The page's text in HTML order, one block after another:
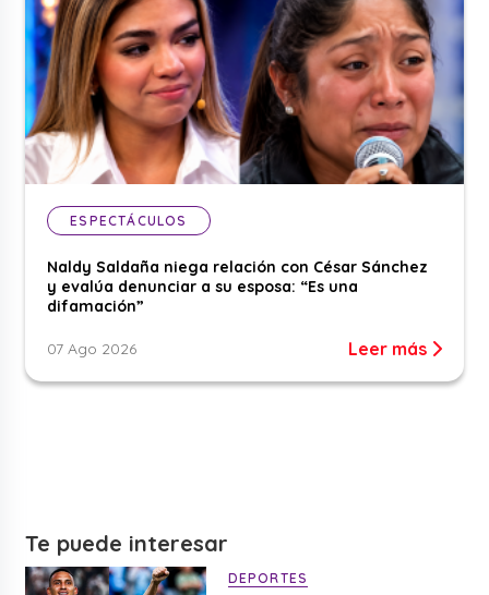
ESPECTÁCULOS
Naldy Saldaña niega relación con César Sánchez
y evalúa denunciar a su esposa: “Es una
difamación”
07 Ago 2026 Leer más
Te puede interesar
DEPORTES